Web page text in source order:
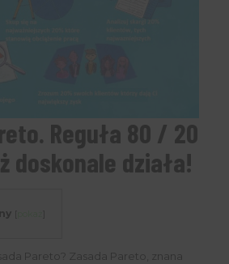
Reguła 80 / 20
doskonale działa!
Pareto? Zasada Pareto, znana